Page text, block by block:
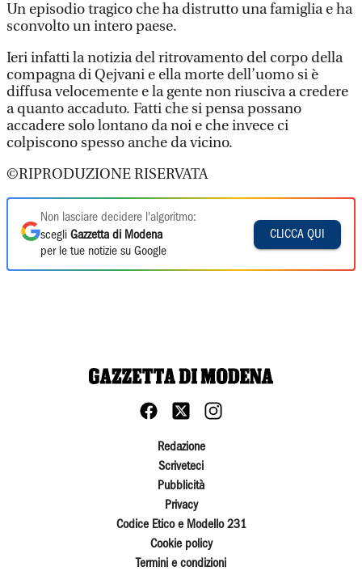
Un episodio tragico che ha distrutto una famiglia e ha
sconvolto un intero paese.
Ieri infatti la notizia del ritrovamento del corpo della
compagna di Qejvani e ella morte dell’uomo si è
diffusa velocemente e la gente non riusciva a credere
a quanto accaduto. Fatti che si pensa possano
accadere solo lontano da noi e che invece ci
colpiscono spesso anche da vicino.
©RIPRODUZIONE RISERVATA
Non lasciare decidere l'algoritmo:
scegli Gazzetta di Modena
per le tue notizie su Google
CLICCA QUI
Redazione
Scriveteci
Pubblicità
Privacy
Codice Etico e Modello 231
Cookie policy
Termini e condizioni